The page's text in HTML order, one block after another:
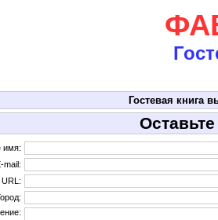
Гостевая книга
имя:
mail:
URL: